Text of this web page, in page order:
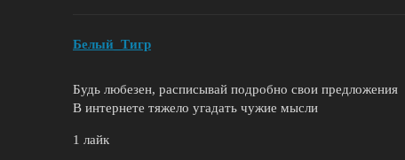
Белый_Tигр
Будь любезен, расписывай подробно свои предложения
В интернете тяжело угадать чужие мысли
1 лайк